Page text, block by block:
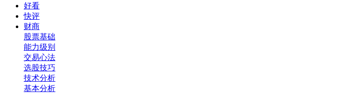
好看
快评
财商
股票基础
能力级别
交易心法
选股技巧
技术分析
基本分析